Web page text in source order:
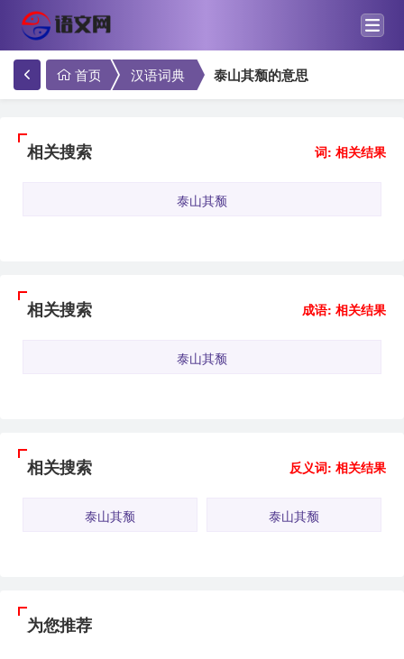
首页 汉语词典 泰山其颓的意思
相关搜索 词: 相关结果
泰山其颓
相关搜索 成语: 相关结果
泰山其颓
相关搜索 反义词: 相关结果
泰山其颓 泰山其颓
为您推荐